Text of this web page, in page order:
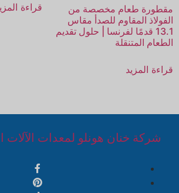
مقطورة طعام مخصصة من
الفولاذ المقاوم للصدأ مقاس
13.1 قدمًا لفرنسا | حلول تقديم
الطعام المتنقلة
قراءة المزيد
قراءة
شركة خنان هونلو لمعدات الآلات